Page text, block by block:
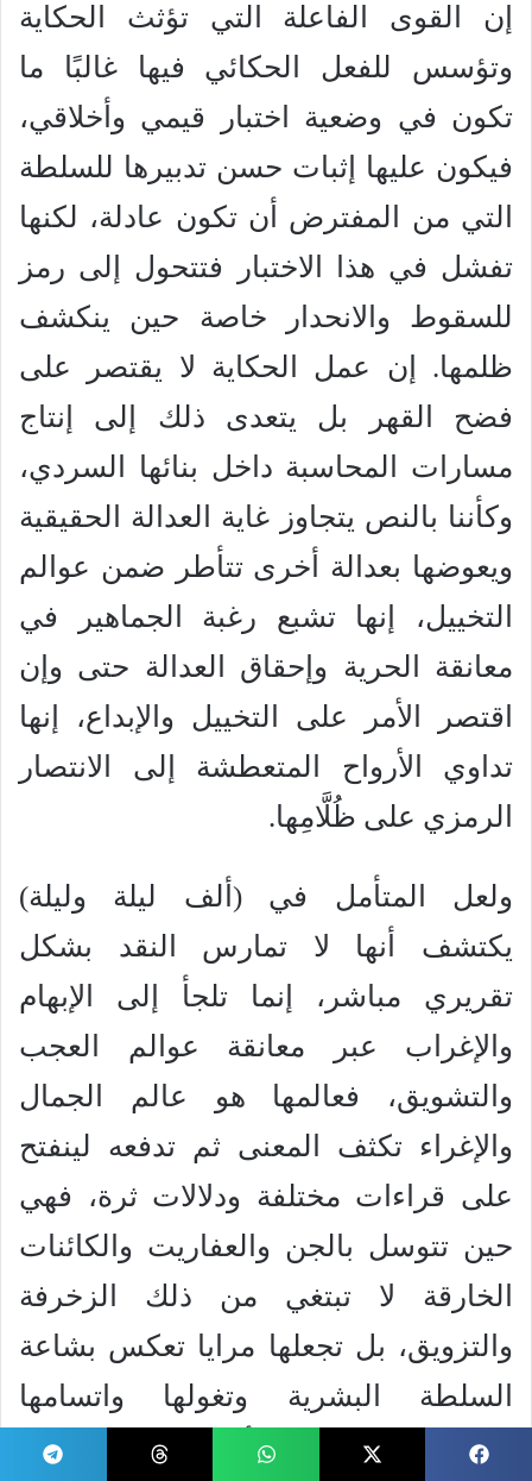
إن القوى الفاعلة التي تؤثث الحكاية
وتؤسس للفعل الحكائي فيها غالبًا ما
تكون في وضعية اختبار قيمي وأخلاقي،
فيكون عليها إثبات حسن تدبيرها للسلطة
التي من المفترض أن تكون عادلة، لكنها
تفشل في هذا الاختبار فتتحول إلى رمز
للسقوط والانحدار خاصة حين ينكشف
ظلمها. إن عمل الحكاية لا يقتصر على
فضح القهر بل يتعدى ذلك إلى إنتاج
مسارات المحاسبة داخل بنائها السردي،
وكأننا بالنص يتجاوز غاية العدالة الحقيقية
ويعوضها بعدالة أخرى تتأطر ضمن عوالم
التخييل، إنها تشبع رغبة الجماهير في
معانقة الحرية وإحقاق العدالة حتى وإن
اقتصر الأمر على التخييل والإبداع، إنها
تداوي الأرواح المتعطشة إلى الانتصار
الرمزي على ظُلَّامِها.
ولعل المتأمل في (ألف ليلة وليلة)
يكتشف أنها لا تمارس النقد بشكل
تقريري مباشر، إنما تلجأ إلى الإبهام
والإغراب عبر معانقة عوالم العجب
والتشويق، فعالمها هو عالم الجمال
والإغراء تكثف المعنى ثم تدفعه لينفتح
على قراءات مختلفة ودلالات ثرة، فهي
حين تتوسل بالجن والعفاريت والكائنات
الخارقة لا تبتغي من ذلك الزخرفة
والتزويق، بل تجعلها مرايا تعكس بشاعة
السلطة البشرية وتغولها واتسامها
بالسادية، فالعفريت أو الجني الغاضب،